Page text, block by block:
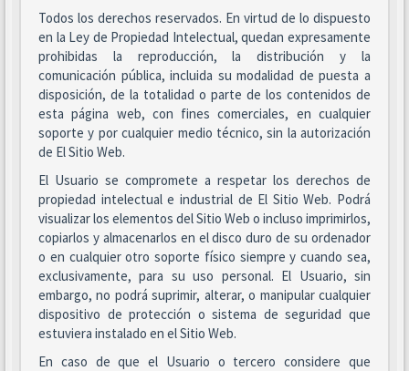
Todos los derechos reservados. En virtud de lo dispuesto
en la Ley de Propiedad Intelectual, quedan expresamente
prohibidas la reproducción, la distribución y la
comunicación pública, incluida su modalidad de puesta a
disposición, de la totalidad o parte de los contenidos de
esta página web, con fines comerciales, en cualquier
soporte y por cualquier medio técnico, sin la autorización
de El Sitio Web.
El Usuario se compromete a respetar los derechos de
propiedad intelectual e industrial de El Sitio Web. Podrá
visualizar los elementos del Sitio Web o incluso imprimirlos,
copiarlos y almacenarlos en el disco duro de su ordenador
o en cualquier otro soporte físico siempre y cuando sea,
exclusivamente, para su uso personal. El Usuario, sin
embargo, no podrá suprimir, alterar, o manipular cualquier
dispositivo de protección o sistema de seguridad que
estuviera instalado en el Sitio Web.
En caso de que el Usuario o tercero considere que